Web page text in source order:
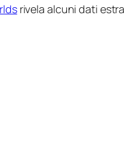
rivela alcuni dati